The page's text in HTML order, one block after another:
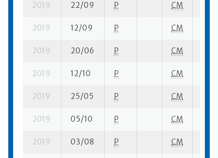
2019 22/09 P CM
2019 12/09 P CM
2019 20/06 P CM
2019 12/10 P CM
2019 25/05 P CM
2019 05/10 P CM
2019 03/08 P CM